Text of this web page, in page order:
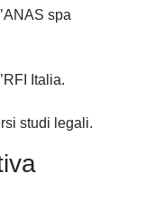
spa
Italia.
studi legali.